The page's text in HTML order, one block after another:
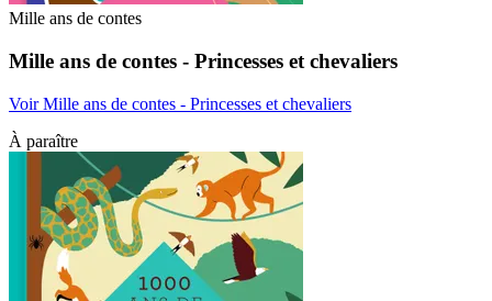
Mille ans de contes
Mille ans de contes - Princesses et chevaliers
Voir Mille ans de contes - Princesses et chevaliers
À paraître